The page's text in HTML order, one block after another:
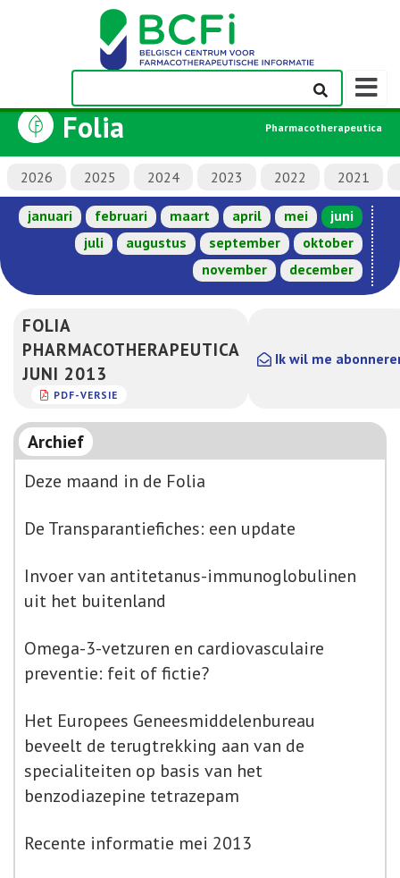
Folia Pharmacotherapeutica
2026 2025 2024 2023 2022 2021
januari februari maart april mei
juni
juli
augustus september
oktober
november
december
FOLIA
PHARMACOTHERAPEUTICA
JUNI 2013
PDF-VERSIE
Ik wil me
Archief
Deze maand in de Folia
De Transparantiefiches: een update
Invoer van antitetanus-immunoglobulinen
uit het buitenland
Omega-3-vetzuren en cardiovasculaire
preventie: feit of fictie?
Het Europees Geneesmiddelenbureau
beveelt de terugtrekking aan van de
specialiteiten op basis van het
benzodiazepine tetrazepam
Recente informatie mei 2013